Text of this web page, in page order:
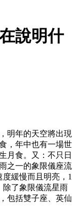
說明什
明年的天空將出現
，年中也有一場世
月食。又：不只日
之一的象限儀座流
緩慢而且明亮，1
除了象限儀流星雨
包括雙子座、英仙